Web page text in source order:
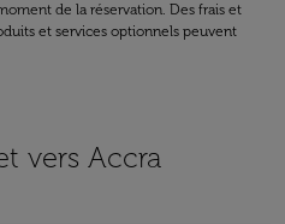
de la réservation. Des frais et
et services optionnels peuvent
vers Accra